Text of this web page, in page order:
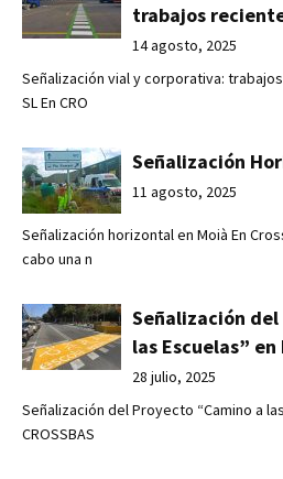
trabajos
14 agosto, 2025
Señalización vial y corporativa:
SL En CRO
Señalización
11 agosto, 2025
Señalización horizontal en Moià En
cabo una n
Señalización
las Escuelas”
28 julio, 2025
Señalización del Proyecto “Camino a
CROSSBAS